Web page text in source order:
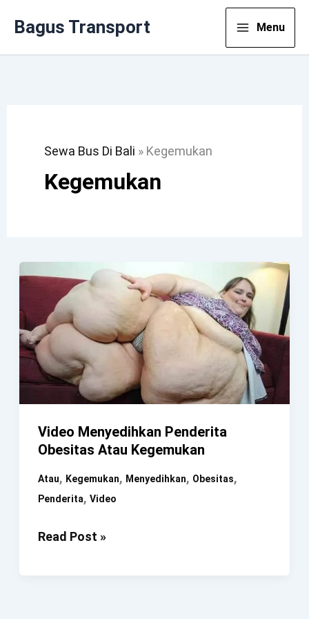
Bagus Transport Menu
Sewa Bus Di Bali » Kegemukan
Kegemukan
Video Menyedihkan Penderita
Obesitas Atau Kegemukan
Atau, Kegemukan, Menyedihkan, Obesitas,
Penderita, Video
Video
Read Post »